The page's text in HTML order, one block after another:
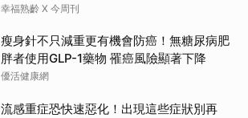
慌慢慢退場
幸福熟齡 X 今周刊
瘦身針不只減重更有機會防癌！無糖尿病肥
胖者使用GLP-1藥物 罹癌風險顯著下降
優活健康網
流感重症恐快速惡化！出現這些症狀別再